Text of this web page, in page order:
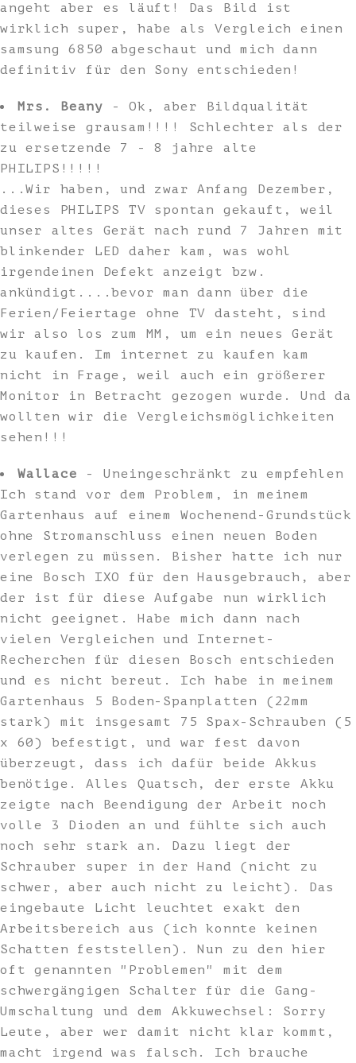
angeht aber es läuft! Das Bild ist
wirklich super, habe als Vergleich einen
samsung 6850 abgeschaut und mich dann
definitiv für den Sony entschieden!
Mrs. Beany - Ok, aber Bildqualität
teilweise grausam!!!! Schlechter als der
zu ersetzende 7 - 8 jahre alte
PHILIPS!!!!!
...Wir haben, und zwar Anfang Dezember,
dieses PHILIPS TV spontan gekauft, weil
unser altes Gerät nach rund 7 Jahren mit
blinkender LED daher kam, was wohl
irgendeinen Defekt anzeigt bzw.
ankündigt....bevor man dann über die
Ferien/Feiertage ohne TV dasteht, sind
wir also los zum MM, um ein neues Gerät
zu kaufen. Im internet zu kaufen kam
nicht in Frage, weil auch ein größerer
Monitor in Betracht gezogen wurde. Und da
wollten wir die Vergleichsmöglichkeiten
sehen!!!
Wallace - Uneingeschränkt zu empfehlen
Ich stand vor dem Problem, in meinem
Gartenhaus auf einem Wochenend-Grundstück
ohne Stromanschluss einen neuen Boden
verlegen zu müssen. Bisher hatte ich nur
eine Bosch IXO für den Hausgebrauch, aber
der ist für diese Aufgabe nun wirklich
nicht geeignet. Habe mich dann nach
vielen Vergleichen und Internet-
Recherchen für diesen Bosch entschieden
und es nicht bereut. Ich habe in meinem
Gartenhaus 5 Boden-Spanplatten (22mm
stark) mit insgesamt 75 Spax-Schrauben (5
x 60) befestigt, und war fest davon
überzeugt, dass ich dafür beide Akkus
benötige. Alles Quatsch, der erste Akku
zeigte nach Beendigung der Arbeit noch
volle 3 Dioden an und fühlte sich auch
noch sehr stark an. Dazu liegt der
Schrauber super in der Hand (nicht zu
schwer, aber auch nicht zu leicht). Das
eingebaute Licht leuchtet exakt den
Arbeitsbereich aus (ich konnte keinen
Schatten feststellen). Nun zu den hier
oft genannten "Problemen" mit dem
schwergängigen Schalter für die Gang-
Umschaltung und dem Akkuwechsel: Sorry
Leute, aber wer damit nicht klar kommt,
macht irgend was falsch. Ich brauche